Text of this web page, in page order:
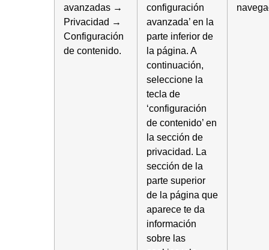
avanzadas →
Privacidad →
Configuración
de contenido.
configuración
avanzada’ en la
parte inferior de
la página. A
continuación,
seleccione la
tecla de
‘configuración
de contenido’ en
la sección de
privacidad. La
sección de la
parte superior
de la página que
aparece te da
información
sobre las